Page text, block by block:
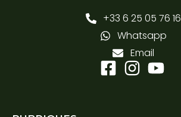
+33 6 25 05 76 16
Whatsapp
Email